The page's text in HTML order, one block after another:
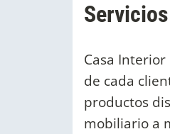
Casa
de cada
productos
mobiliario a